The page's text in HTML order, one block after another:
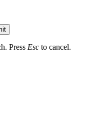
Press Esc to cancel.